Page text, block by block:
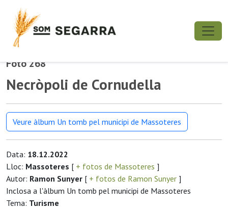
Foto 268
Necròpoli de Cornudella
Veure àlbum Un tomb pel municipi de Massoteres
Data: 18.12.2022
Lloc: Massoteres [ + fotos de Massoteres ]
Autor: Ramon Sunyer [ + fotos de Ramon Sunyer ]
Inclosa a l'àlbum Un tomb pel municipi de Massoteres
Tema: Turisme